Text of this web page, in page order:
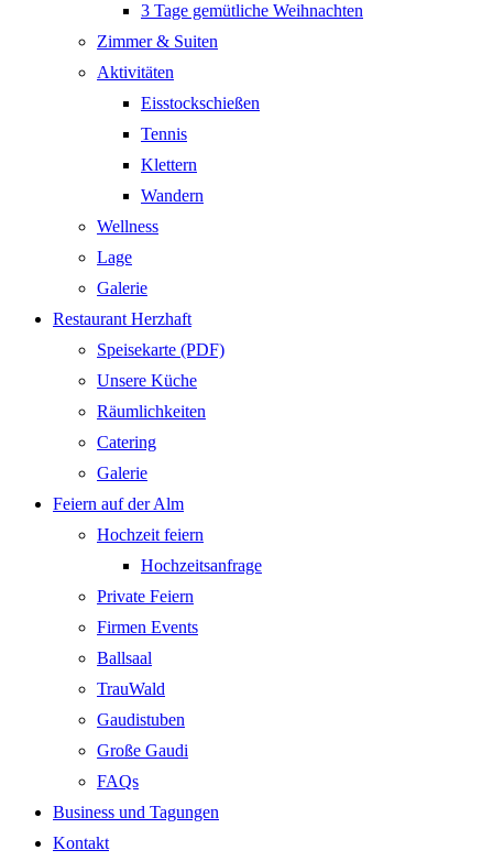
3 Tage gemütliche Weihnachten
Zimmer & Suiten
Aktivitäten
Eisstockschießen
Tennis
Klettern
Wandern
Wellness
Lage
Galerie
Restaurant Herzhaft
Speisekarte (PDF)
Unsere Küche
Räumlichkeiten
Catering
Galerie
Feiern auf der Alm
Hochzeit feiern
Hochzeitsanfrage
Private Feiern
Firmen Events
Ballsaal
TrauWald
Gaudistuben
Große Gaudi
FAQs
Business und Tagungen
Kontakt